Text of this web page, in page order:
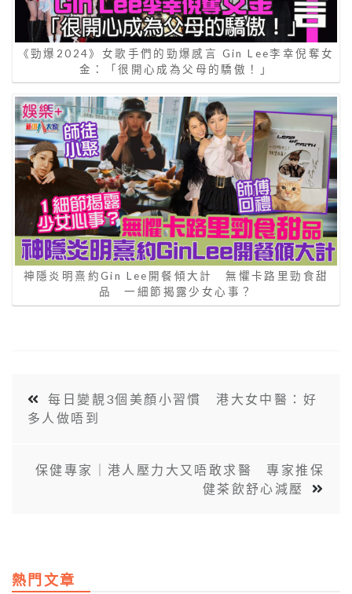
《勁爆2024》女歌手們的勁爆感言 Gin Lee李幸倪奪女
金：「很開心成為父母的驕傲！」
神隱炎明熹約Gin Lee開餐傾大計 無懼卡路里勁食甜
品 一細節揭露少女心事？
每日變靚3個美顏小習慣 港大女中醫：好
多人做唔到
保健專家｜港人壓力大又唔敢求醫 專家推保
健茶飲舒心減壓
熱門文章